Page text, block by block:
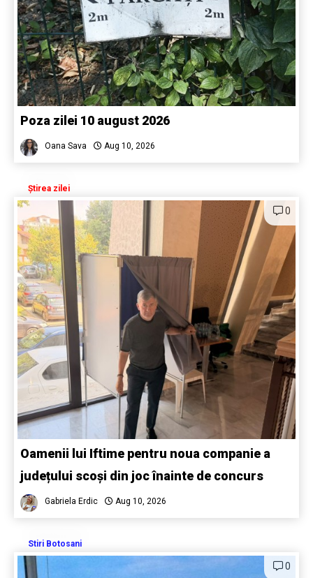
Poza zilei 10 august 2026
Oana Sava Aug 10, 2026
Știrea zilei
0
Oamenii lui Iftime pentru noua companie a
județului scoși din joc înainte de concurs
Gabriela Erdic Aug 10, 2026
Stiri Botosani
0